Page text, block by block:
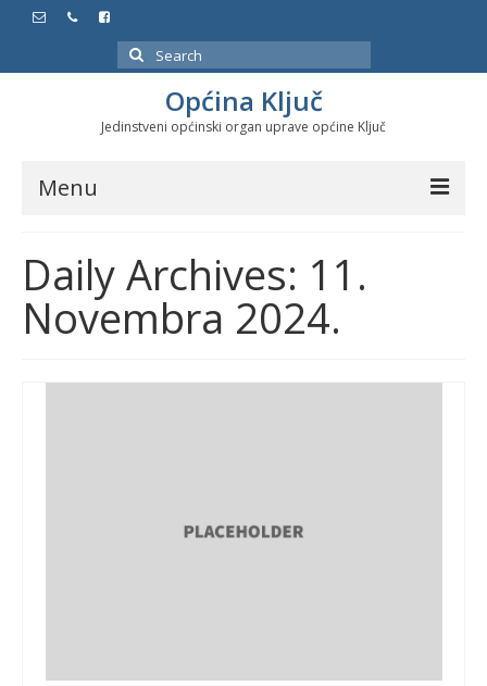
Search
for:
Općina Ključ
Jedinstveni općinski organ uprave općine Ključ
Menu
Službeni glasnici
Javne nabavke
Značajni datumi i manifestacije
Daily Archives: 11.
Novembra 2024.